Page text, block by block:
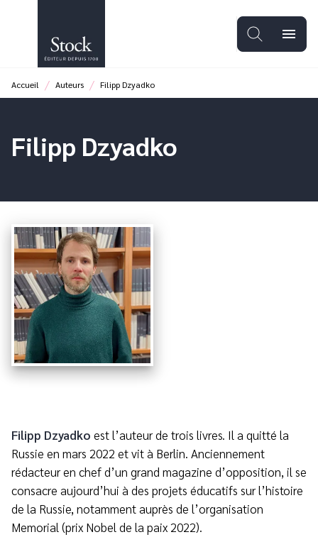
PIED DE PAGE
menu
Accueil / Auteurs / Filipp Dzyadko
Filipp Dzyadko
Filipp Dzyadko est l’auteur de trois livres. Il a quitté la
Russie en mars 2022 et vit à Berlin. Anciennement
rédacteur en chef d’un grand magazine d’opposition, il se
consacre aujourd’hui à des projets éducatifs sur l’histoire
de la Russie, notamment auprès de l’organisation
Memorial (prix Nobel de la paix 2022).